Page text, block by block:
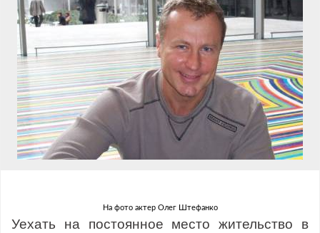
На фото актер Олег Штефанко
Уехать на постоянное место жительство в